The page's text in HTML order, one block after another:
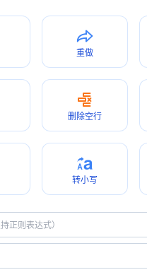
重做
删除空行
转小写